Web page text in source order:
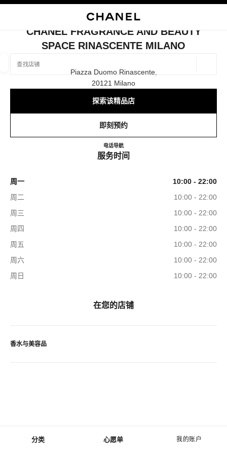
菜单 - 主导航
分类 心愿单 我的账户
查找销售店铺
相关建议会显示在此搜索栏下方
关闭精品店卡片 CHANEL FRAGRANCE AND BEAUTY SPACE
CHANEL FRAGRANCE AND BEAUTY
SPACE RINASCENTE MILANO
Piazza Duomo Rinascente,
20121 Milano
探索该精品店
即刻预约
电话0289015480
导航CHANEL FRAGRANCE
服务时间
周一
10:00 - 22:00
周二
10:00 - 22:00
周三
10:00 - 22:00
周四
10:00 - 22:00
周五
10:00 - 22:00
周六
10:00 - 22:00
周日
10:00 - 22:00
在您的店铺
香水与美容品
筛选结果依据：
腕表与高级珠宝